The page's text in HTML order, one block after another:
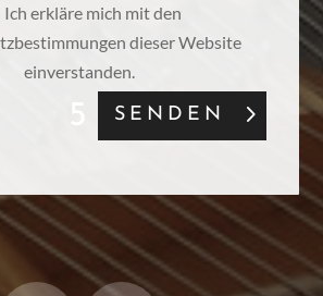
Ich erkläre mich mit den
dieser Website
einverstanden.
SENDEN